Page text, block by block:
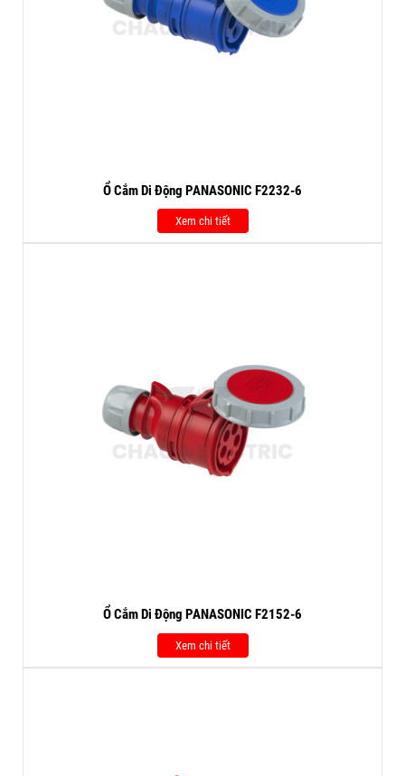
Ổ Cắm Di Động PANASONIC F2232-6
Xem chi tiết
Ổ Cắm Di Động PANASONIC F2152-6
Xem chi tiết